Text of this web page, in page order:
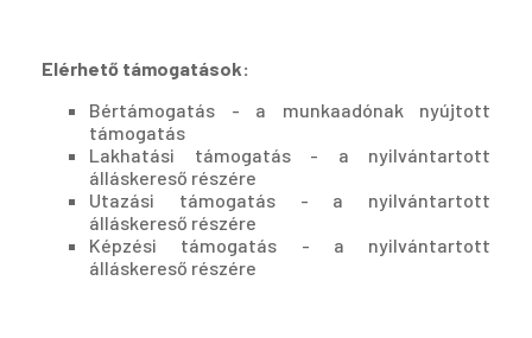
Elérhető támogatások:
Bértámogatás - a munkaadónak nyújtott
támogatás
Lakhatási támogatás - a nyilvántartott
álláskereső részére
Utazási támogatás - a nyilvántartott
álláskereső részére
Képzési támogatás - a nyilvántartott
álláskereső részére